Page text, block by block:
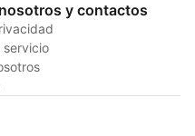
y contactos
servicio